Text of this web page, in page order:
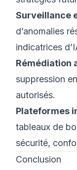
Surveillance
d’anomalies
indicatrices
Rémédiation
suppression
autorisés.
Plateformes
tableaux de
sécurité,
Conclusion